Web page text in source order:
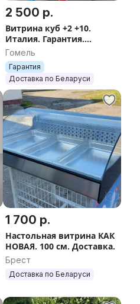
2 500 р.
Витрина куб +2 +10.
Италия. Гарантия.
Доставка.
Гомель
Гарантия
Доставка по Беларуси
1 700 р.
Настольная витрина КАК
НОВАЯ. 100 см. Доставка.
Брест
Доставка по Беларуси